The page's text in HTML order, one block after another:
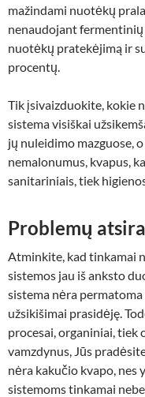
mažindami nuotėkų
nenaudojant
nuotėkų pratekėjimą ir
procentų.
Tik įsivaizduokite, kokie
sistema visiškai
jų nuleidimo mazguose,
nemalonumus, kvapus,
sanitariniais, tiek
Problemų
Atminkite, kad tinkamai
sistemos jau iš anksto
sistema nėra
užsikišimai prasidėję.
procesai, organiniai, tiek
vamzdynus, Jūs
nėra kakučio kvapo, nes
sistemoms tinkamai